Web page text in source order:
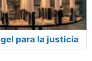
para la justicia